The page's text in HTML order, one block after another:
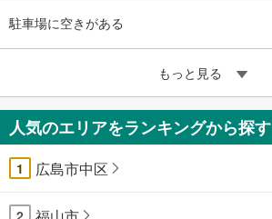
駐車場に空きがある
もっと見る
人気のエリアをランキングから探す
1 広島市中区